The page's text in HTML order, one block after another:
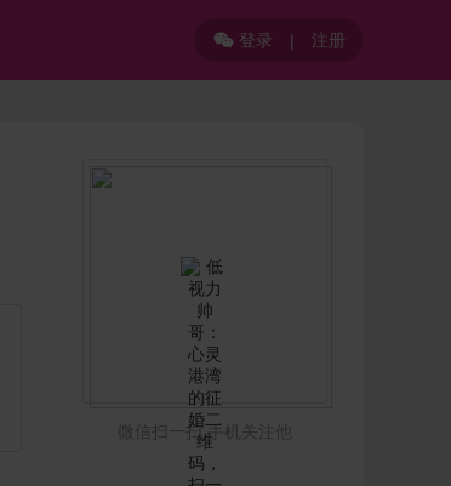
登录 | 注册
微信扫一扫 手机关注他